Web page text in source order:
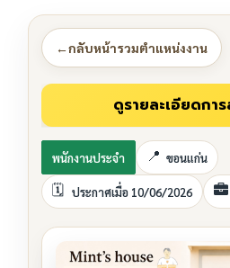
←กลับหน้ารวมตำแหน่งงาน
พนักงานประจำ ขอนแก่น
ประกาศเมื่อ 10/06/2026